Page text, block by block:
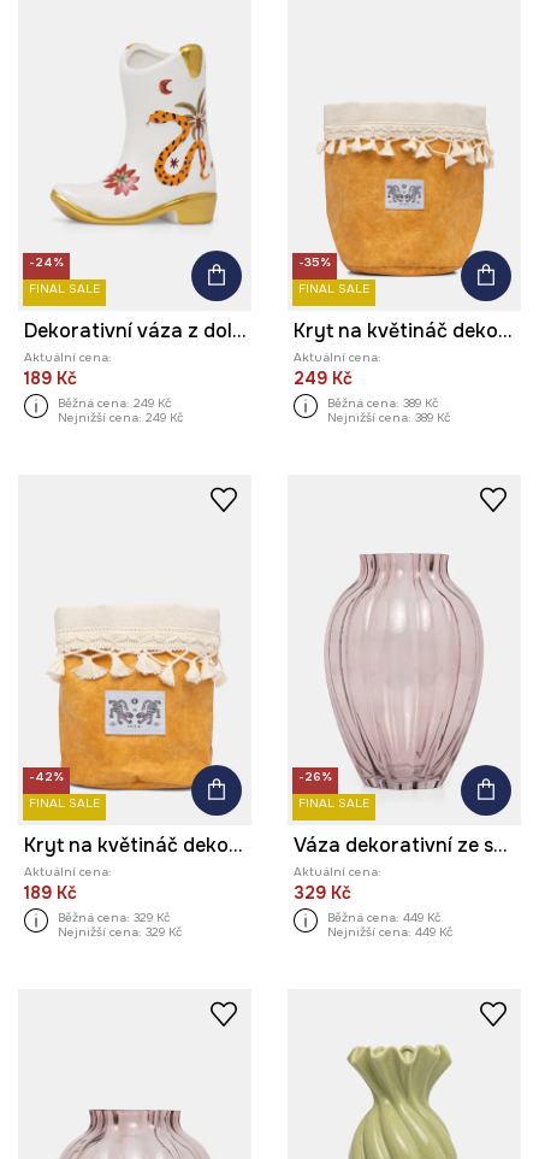
-24%
FINAL SALE
Dekorativní váza z dolomitu
Aktuální cena:
189 Kč
Běžná cena: 249 Kč
Nejnižší cena: 249 Kč
-35%
FINAL SALE
Kryt na květináč dekorační z textilního materiálu
Aktuální cena:
249 Kč
Běžná cena: 389 Kč
Nejnižší cena: 389 Kč
-42%
FINAL SALE
Kryt na květináč dekorační z textilního materiálu
Aktuální cena:
189 Kč
Běžná cena: 329 Kč
Nejnižší cena: 329 Kč
-26%
FINAL SALE
Váza dekorativní ze skla
Aktuální cena:
329 Kč
Běžná cena: 449 Kč
Nejnižší cena: 449 Kč